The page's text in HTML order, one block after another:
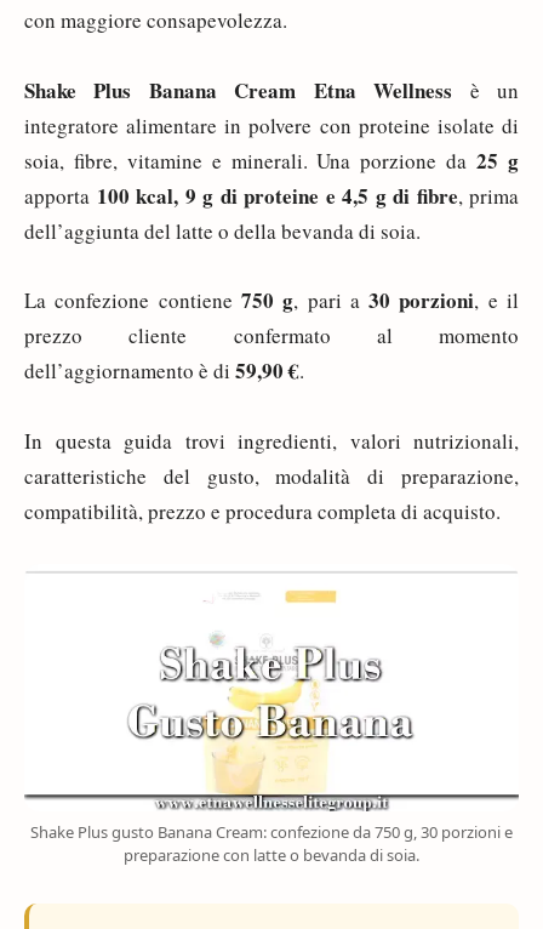
con maggiore consapevolezza.
Shake Plus Banana Cream Etna Wellness è un
integratore alimentare in polvere con proteine isolate di
soia, fibre, vitamine e minerali. Una porzione da25 g
apporta 100 kcal, 9 g di proteine e 4,5 g di fibre, prima
dell’aggiunta del latte o della bevanda di soia.
La confezione contiene 750 g, pari a30 porzioni, e il
prezzo cliente confermato al momento
dell’aggiornamento è di 59,90 €.
In questa guida trovi ingredienti, valori nutrizionali,
caratteristiche del gusto, modalità di preparazione,
compatibilità, prezzo e procedura completa di acquisto.
Shake Plus gusto Banana Cream: confezione da 750 g, 30 porzioni e
preparazione con latte o bevanda di soia.